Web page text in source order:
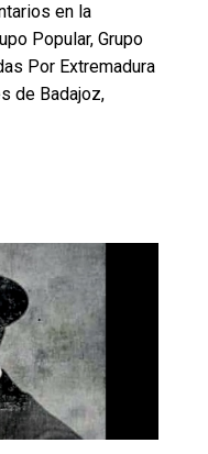
en la
Popular, Grupo
Por Extremadura
de Badajoz,